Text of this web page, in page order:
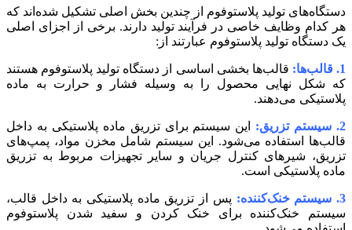
دستگاه‌های تولید پلاستوفوم از چندین بخش اصلی تشکیل شده‌اند که
هر کدام وظایف خاصی در فرآیند تولید دارند. برخی از اجزای اصلی
یک دستگاه تولید پلاستوفوم عبارتند از:
1. قالب‌ها:
قالب‌ها بخشی اساسی از دستگاه تولید پلاستوفوم هستند
که شکل نهایی محصول را به وسیله فشار و حرارت به ماده
پلاستیکی می‌دهند.
2. سیستم تزریق:
این سیستم برای تزریق ماده پلاستیکی به داخل
قالب‌ها استفاده می‌شود. این سیستم شامل مخزن مواد، پمپ‌های
تزریق، شیرهای کنترل جریان و سایر تجهیزات مربوط به تزریق
ماده پلاستیکی است.
3. سیستم خنک‌کننده:
پس از تزریق ماده پلاستیکی به داخل قالب،
سیستم خنک‌کننده برای خنک کردن و سفید شدن پلاستوفوم